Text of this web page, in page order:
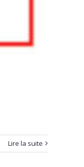
Lire la suite